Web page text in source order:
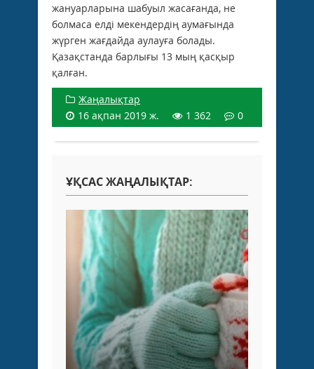
жануарларына шабуыл жасағанда, не
болмаса елді мекендердің аумағында
жүрген жағдайда аулауға болады.
Қазақстанда барлығы 13 мың қасқыр
қалған.
Жаңалықтар
16 ақпан 2019 ж.
1 362 0
ҰҚСАС ЖАҢАЛЫҚТАР: